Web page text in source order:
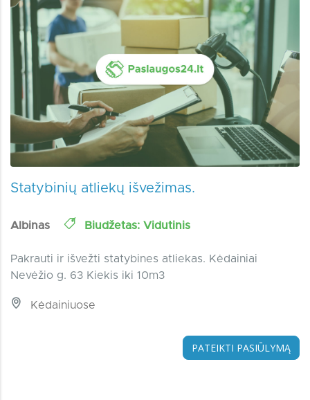
Statybinių atliekų išvežimas.
Albinas Biudžetas: Vidutinis
Pakrauti ir išvežti statybines atliekas. Kėdainiai
Nevėžio g. 63 Kiekis iki 10m3
Kėdainiuose
PATEIKTI PASIŪLYMĄ